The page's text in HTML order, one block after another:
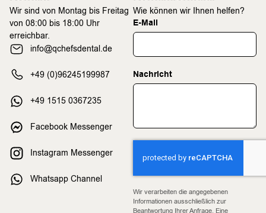
Wir sind von Montag bis Freitag
von 08:00 bis 18:00 Uhr
erreichbar.
info@qchefsdental.de
+49 (0)96245199987
+49 1515 0367235
Facebook Messenger
Instagram Messenger
Whatsapp Channel
Wie können wir Ihnen helfen?
E-Mail
Nachricht
Wir verarbeiten die angegebenen
Informationen ausschließlich zur
Beantwortung Ihrer Anfrage. Eine